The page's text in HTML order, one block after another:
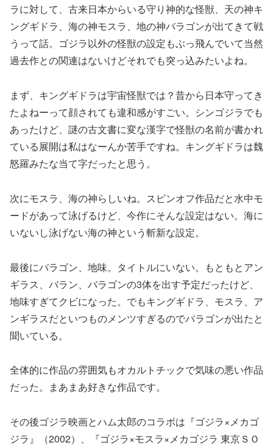
ラに対して、古来日本からいる守り神的な怪獣、天の神キ
ングギドラ、海の神モスラ、地の神バラゴンが出てきて戦
うって話。ゴジラ以外の怪獣の設定もぶっ飛んでいて当然
過去作との関連はないけどそれでも突っ込みたいよね。
まず、キングギドラは宇宙怪獣では？昔から日本守ってき
たよねーって顔されても違和感がすごい。シンゴジラでも
あったけど、謎の古文書に変な漢字で怪獣の名前が書かれ
ている展開は私はなーんか苦手ですね。キングギドラは魏
怒羅みたな当て字だったと思う。
次にモスラ、海の神らしいね。スピンオフ作品だと水中モ
ードがあって泳げるけど、今作にそんな設定はない。海に
いないし泳げない海の神という斬新な設定。
最後にバラゴン、地味。タイトルにいない。もともとアン
ギラス、バラン、バラゴンの3体を出す予定だったけど、
地味すぎてクビになった。でもキングギドラ、モスラ、ア
ンギラスだといつものメンツすぎるのでバラゴンが出たと
聞いている。
全体的に作品の雰囲気もオカルトチックで気味の悪い作品
だった。まあまあ好きな作品です。
その後ゴジラ映画とハム太郎のコラボは『ゴジラ×メカゴ
ジラ』（2002）、『ゴジラ×モスラ×メカゴジラ 東京ＳＯ